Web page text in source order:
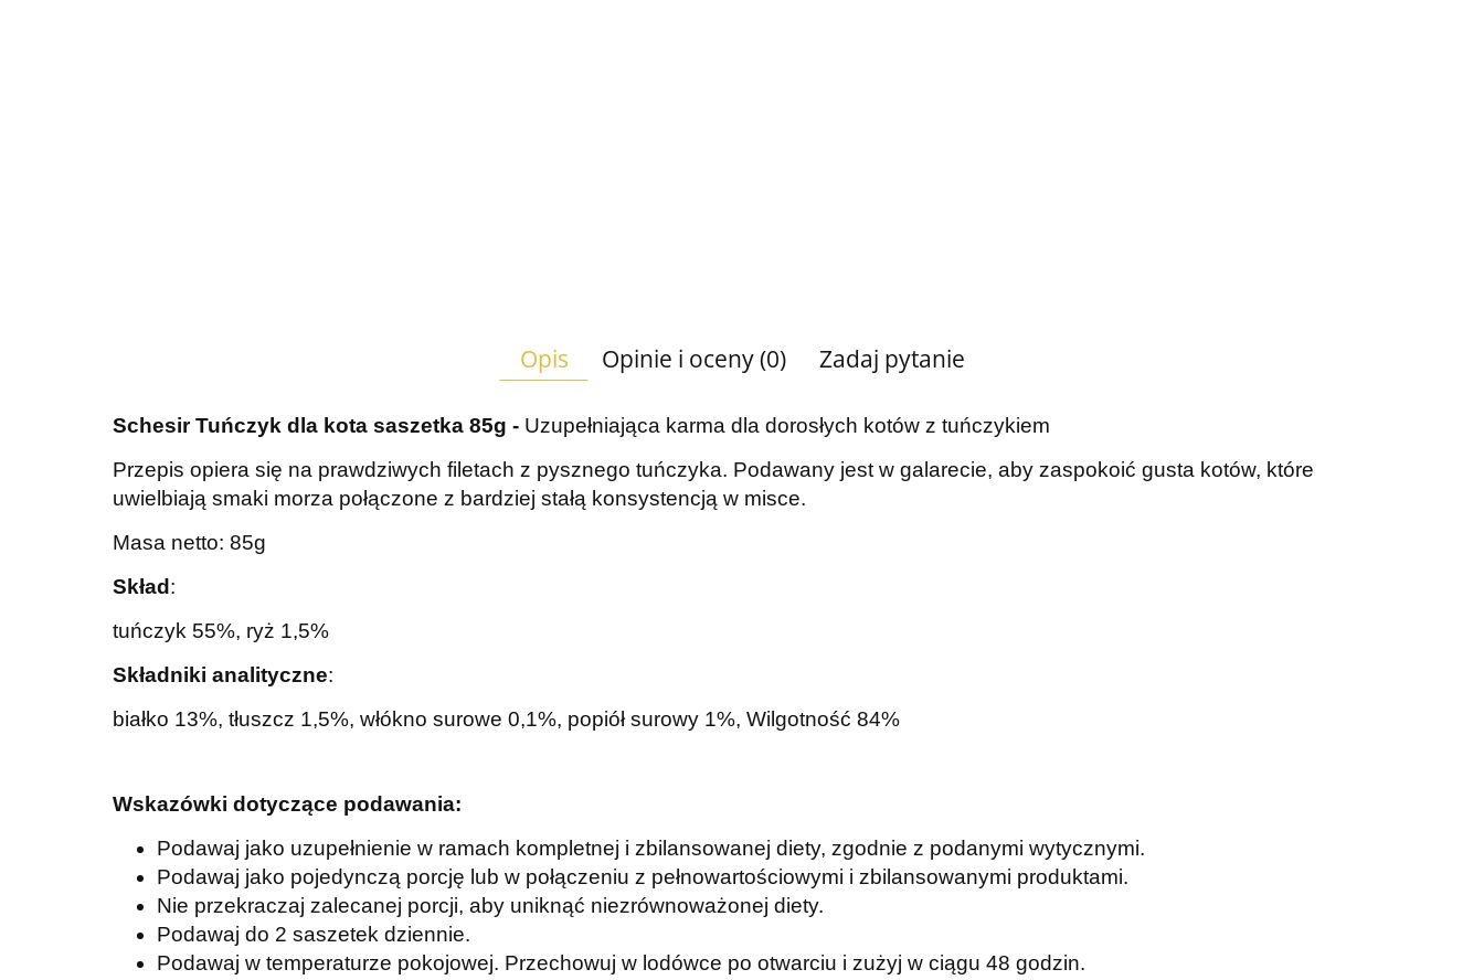
Opis Opinie i oceny (0) Zadaj pytanie
Schesir Tuńczyk dla kota saszetka 85g - Uzupełniająca karma dla dorosłych kotów z tuńczykiem
Przepis opiera się na prawdziwych filetach z pysznego tuńczyka. Podawany jest w galarecie, aby zaspokoić gusta kotów, które
uwielbiają smaki morza połączone z bardziej stałą konsystencją w misce.
Masa netto: 85g
Skład :
tuńczyk 55%, ryż 1,5%
Składniki analityczne:
białko 13%, tłuszcz 1,5%, włókno surowe 0,1%, popiół surowy 1%, Wilgotność 84%
Wskazówki dotyczące podawania:
Podawaj jako uzupełnienie w ramach kompletnej i zbilansowanej diety, zgodnie z podanymi wytycznymi.
Podawaj jako pojedynczą porcję lub w połączeniu z pełnowartościowymi i zbilansowanymi produktami.
Nie przekraczaj zalecanej porcji, aby uniknąć niezrównoważonej diety.
Podawaj do 2 saszetek dziennie.
Podawaj w temperaturze pokojowej. Przechowuj w lodówce po otwarciu i zużyj w ciągu 48 godzin.